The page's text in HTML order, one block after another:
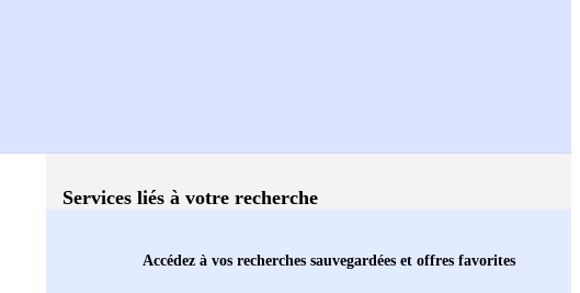
Services liés à votre recherche
Accédez à vos recherches sauvegardées et offres favorites